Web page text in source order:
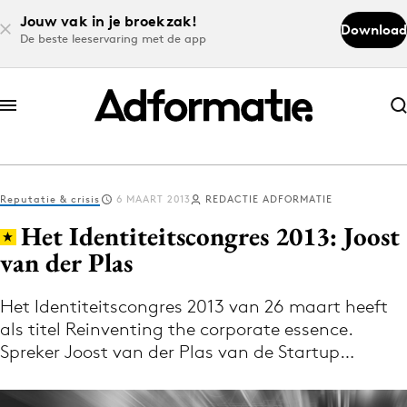
Jouw vak in je broekzak!
De beste leeservaring met de app
Download
Abonneer nu
Abonneer nu
Log in
Volg het laatste nieuws via de Adformatie
Nieuws app
Reputatie & crisis 6 MAART 2013 REDACTIE ADFORMATIE
Het Identiteitscongres 2013: Joost
van der Plas
Het Identiteitscongres 2013 van 26 maart heeft
als titel Reinventing the corporate essence.
Spreker Joost van der Plas van de Startup…